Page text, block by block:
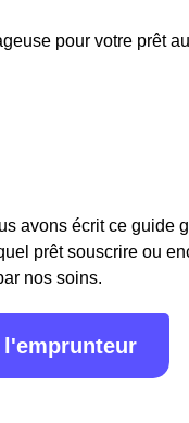
pour votre prêt
avons écrit ce guide
prêt souscrire ou
nos soins.
l'emprunteur